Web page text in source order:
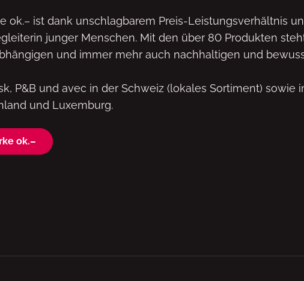
ok.– ist dank unschlagbarem Preis-Leistungsverhältnis
junger Menschen. Mit den über 80 Produkten
und immer mehr auch nachhaltigen und
P&B und avec in der Schweiz (lokales Sortiment) sowie
und Luxemburg.
ok.–